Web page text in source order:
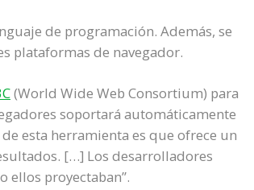
de programación. Además, se
plataformas de navegador.
(World Wide Web Consortium) para
soportará automáticamente
esta herramienta es que ofrece un
[…] Los desarrolladores
ellos proyectaban”.